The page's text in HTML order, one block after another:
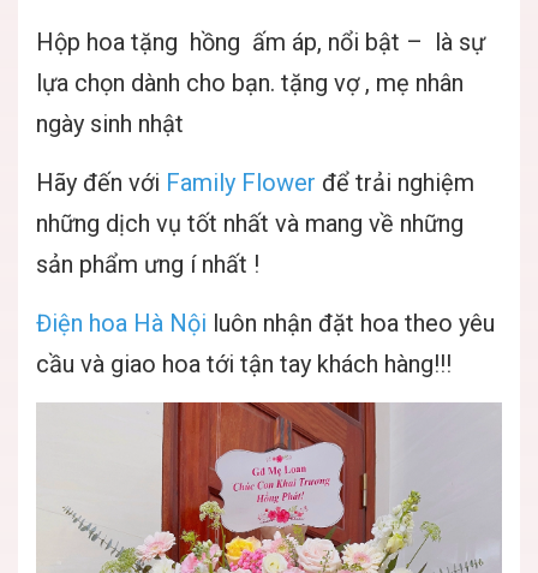
Hộp hoa tặng hồng ấm áp, nổi bật – là sự
lựa chọn dành cho bạn. tặng vợ , mẹ nhân
ngày sinh nhật
Hãy đến với Family Flower để trải nghiệm
những dịch vụ tốt nhất và mang về những
sản phẩm ưng í nhất !
Điện hoa Hà Nội luôn nhận đặt hoa theo yêu
cầu và giao hoa tới tận tay khách hàng!!!